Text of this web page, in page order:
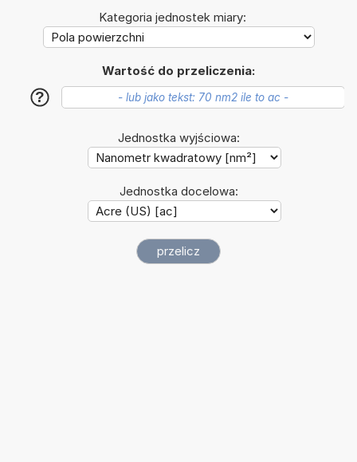
Kategoria jednostek miary:
Wartość do przeliczenia:
?
Jednostka wyjściowa:
Jednostka docelowa: